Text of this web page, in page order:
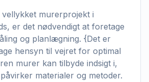
murerprojekt i
er det nødvendigt at foretage
og planlægning. {Det er
hensyn til vejret for optimal
murer kan tilbyde indsigt i,
materialer og metoder.